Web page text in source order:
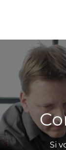
Si